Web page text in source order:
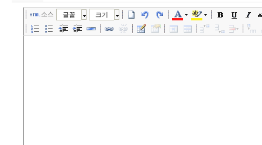
소스 글꼴 크기